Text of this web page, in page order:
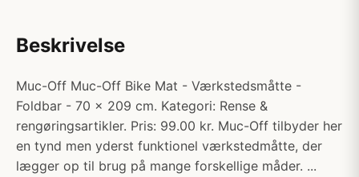
Beskrivelse
Muc-Off Muc-Off Bike Mat - Værkstedsmåtte -
Foldbar - 70 x 209 cm. Kategori: Rense &
rengøringsartikler. Pris: 99.00 kr. Muc-Off tilbyder her
en tynd men yderst funktionel værkstedmåtte, der
lægger op til brug på mange forskellige måder. ...